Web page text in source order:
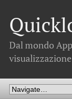
Dal mondo